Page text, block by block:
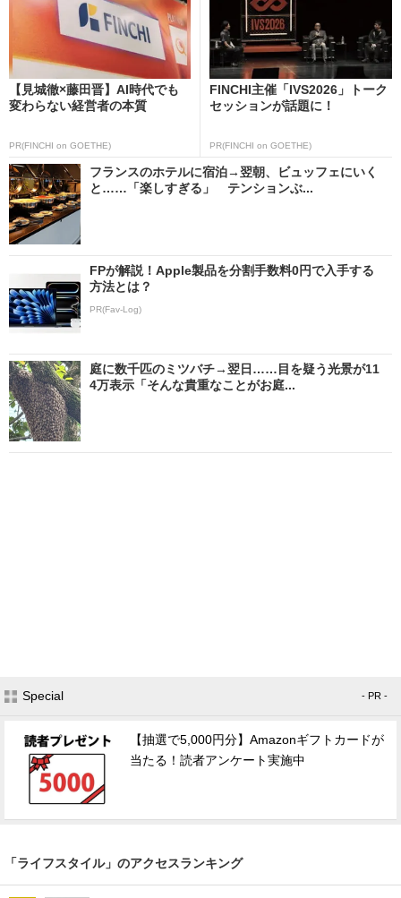
【見城徹×藤田晋】AI時代でも
変わらない経営者の本質
PR(FINCHI on GOETHE)
FINCHI主催「IVS2026」トーク
セッションが話題に！
PR(FINCHI on GOETHE)
フランスのホテルに宿泊→翌朝、ビュッフェにいく
と……「楽しすぎる」 テンションぶ...
FPが解説！Apple製品を分割手数料0円で入手する
方法とは？
PR(Fav-Log)
庭に数千匹のミツバチ→翌日……目を疑う光景が11
4万表示「そんな貴重なことがお庭...
Special - PR -
【抽選で5,000円分】Amazonギフトカードが
当たる！読者アンケート実施中
「ライフスタイル」のアクセスランキング